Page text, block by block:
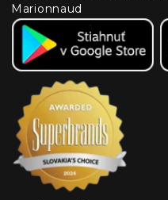
Marionnaud